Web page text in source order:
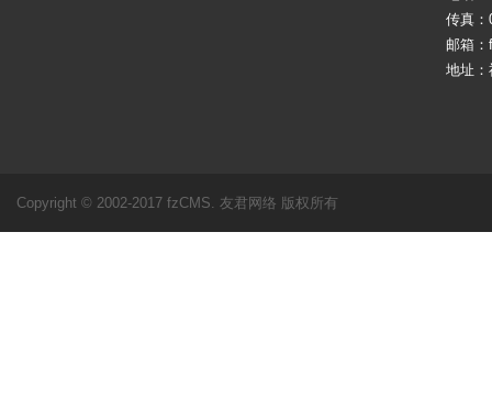
传真：
邮箱
地址
Copyright © 2002-2017 fzCMS. 友君网络 版权所有